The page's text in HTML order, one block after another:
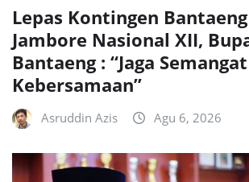
Lepas Kontingen
Jambore Nasional XII,
Bantaeng : “Jaga Semangat
Kebersamaan”
Asruddin Azis Agu 6, 2026